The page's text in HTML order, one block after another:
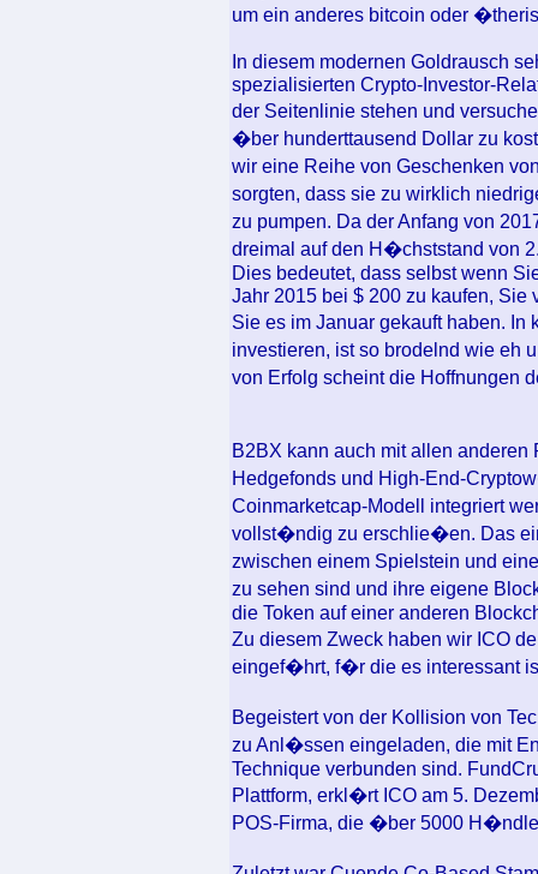
um ein anderes bitcoin oder
In diesem modernen Goldrausch
spezialisierten Crypto-Investor-
der Seitenlinie stehen und
�ber hunderttausend Dollar zu
wir eine Reihe von Geschenken
sorgten, dass sie zu wirklich
zu pumpen. Da der Anfang von
dreimal auf den H�chststand von
Dies bedeutet, dass selbst wenn
Jahr 2015 bei $ 200 zu kaufen,
Sie es im Januar gekauft haben.
investieren, ist so brodelnd wie eh
von Erfolg scheint die Hoffnungen
B2BX kann auch mit allen
Hedgefonds und High-End-
Coinmarketcap-Modell integriert
vollst�ndig zu erschlie�en. Das
zwischen einem Spielstein und
zu sehen sind und ihre eigene
die Token auf einer anderen
Zu diesem Zweck haben wir ICO
eingef�hrt, f�r die es interessant
Begeistert von der Kollision von
zu Anl�ssen eingeladen, die mit
Technique verbunden sind.
Plattform, erkl�rt ICO am 5.
POS-Firma, die �ber 5000